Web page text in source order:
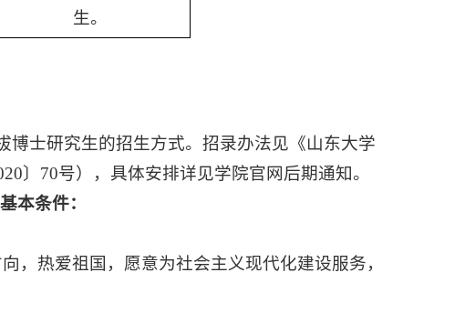
生。
博士研究生的招生方式。招录办法见《山东大学
〕70号），具体安排详见学院官网后期通知。
本条件：
，热爱祖国，愿意为社会主义现代化建设服务，